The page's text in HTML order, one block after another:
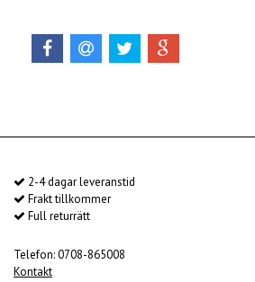
2-4 dagar leveranstid
Frakt tillkommer
Full returrätt
Telefon: 0708-865008
Kontakt